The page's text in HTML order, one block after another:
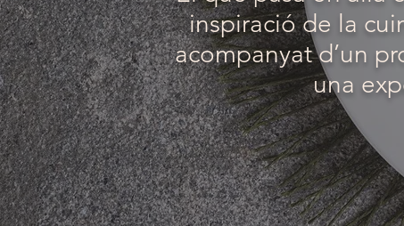
inspiració de la
acompanyat d’un
una